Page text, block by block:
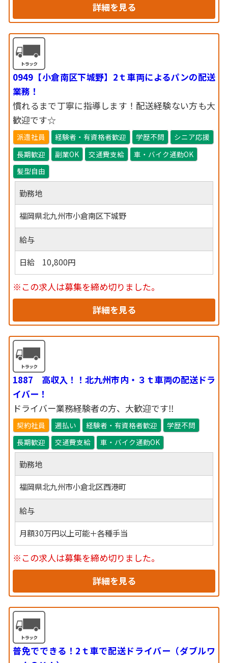
詳細を見る
0949【小倉南区下城野】2ｔ車両によるパンの配送
業務！
慣れるまで丁寧に指導します！配送経験ない方も大
歓迎です☆
派遣社員 経験者・有資格者歓迎 学歴不問
シニア応援
長期歓迎
副業OK 交通費支給
車・バイク通勤OK
髪型自由
勤務地
福岡県北九州市小倉南区下城野
給与
日給 10,800円
※この求人は募集を締め切りました。
詳細を見る
1887 高収入！！北九州市内・３ｔ車両の配送ドラ
イバー！
ドライバー業務経験者の方、大歓迎です‼
契約社員 週払い 経験者・有資格者歓迎
学歴不問
長期歓迎
交通費支給 車・バイク通勤OK
勤務地
福岡県北九州市小倉北区西港町
給与
月額30万円以上可能＋各種手当
※この求人は募集を締め切りました。
詳細を見る
普免でできる！2ｔ車で配送ドライバー（ダブルワ